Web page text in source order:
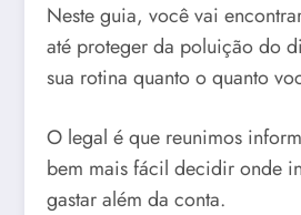
Neste guia, você vai
até proteger da poluição do
sua rotina quanto o quanto
O legal é que reunimos
bem mais fácil decidir onde
gastar além da conta.